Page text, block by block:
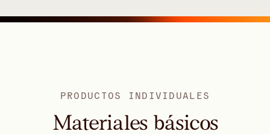
PRODUCTOS INDIVIDUALES
Materiales básicos